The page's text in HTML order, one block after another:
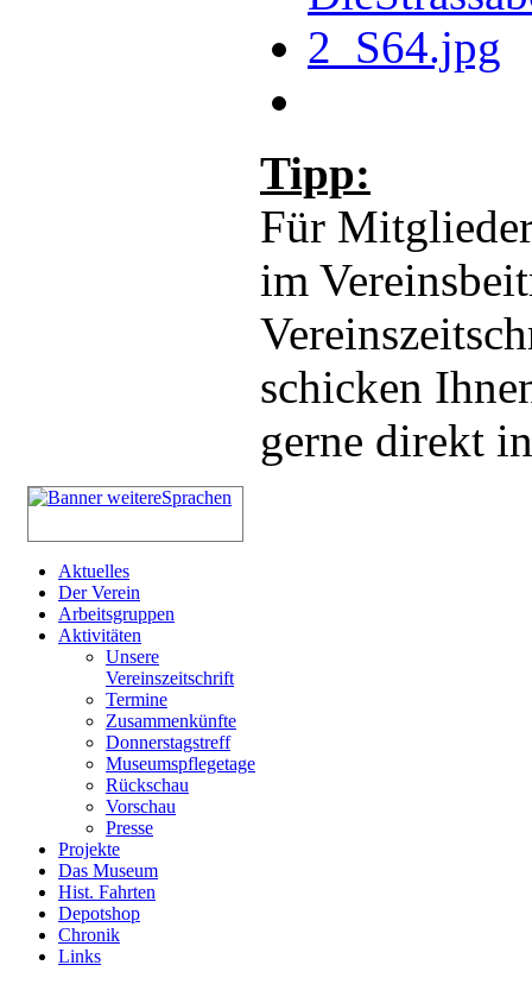
Tipp:
Für
im
schicken
gerne direkt
Aktuelles
Der Verein
Arbeitsgruppen
Aktivitäten
Unsere
Vereinszeitschrift
Termine
Zusammenkünfte
Donnerstagstreff
Museumspflegetage
Rückschau
Vorschau
Presse
Projekte
Das Museum
Hist. Fahrten
Depotshop
Chronik
Links